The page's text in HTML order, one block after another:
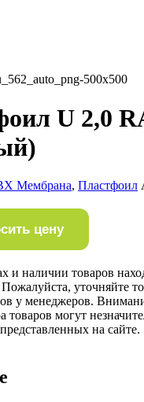
U 2,0
Мембрана, Плaстфoил
цену
и наличии товаров
Пожалуйста, уточняйте
у менеджеров.
товаров могут
на сайте.